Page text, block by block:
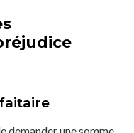
demander une somme